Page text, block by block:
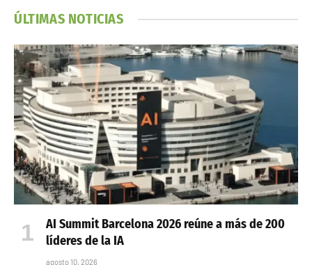
ÚLTIMAS NOTICIAS
AI Summit Barcelona 2026 reúne a más de 200
líderes de la IA
agosto 10, 2026